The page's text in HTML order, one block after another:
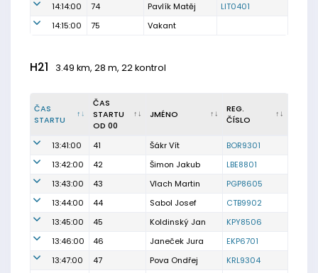
14:14:00
74 Pavlík Matěj
LIT0401
14:15:00
75 Vakant
H21 3.49 km, 28 m, 22 kontrol
ČAS
STARTU
ČAS
STARTU
OD 00
JMÉNO
REG.
ČÍSLO
13:41:00 41 Šákr Vít
BOR9301
13:42:00
42 Šimon Jakub
LBE8801
13:43:00
43 Vlach Martin
PGP8605
13:44:00
44 Sabol Josef
CTB9902
13:45:00
45 Koldinský Jan
KPY8506
13:46:00
46 Janeček Jura
EKP6701
13:47:00
47 Pova Ondřej
KRL9304